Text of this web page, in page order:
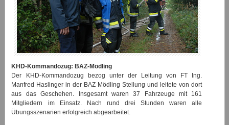
KHD-Kommandozug: BAZ-Mödling
Der KHD-Kommandozug bezog unter der Leitung von FT Ing.
Manfred Haslinger in der BAZ Mödling Stellung und leitete von dort
aus das Geschehen. Insgesamt waren 37 Fahrzeuge mit 161
Mitgliedern im Einsatz. Nach rund drei Stunden waren alle
Übungsszenarien erfolgreich abgearbeitet.